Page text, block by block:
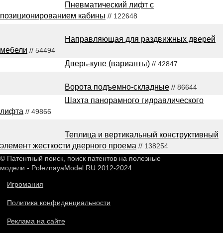
Пневматический лифт с
позиционированием кабины // 122648
Направляющая для раздвижных дверей
мебели // 54494
Дверь-купе (варианты) // 42847
Ворота подъемно-складные // 86644
Шахта панорамного гидравлического
лифта // 49866
Теплица и вертикальный конструктивный
элемент жесткости дверного проема // 138254
© Патентный поиск, поиск патентов на полезные
модели - PoleznayaModel.RU 2012-2024
Игромания
Политика конфиденциальности
Реклама на сайте